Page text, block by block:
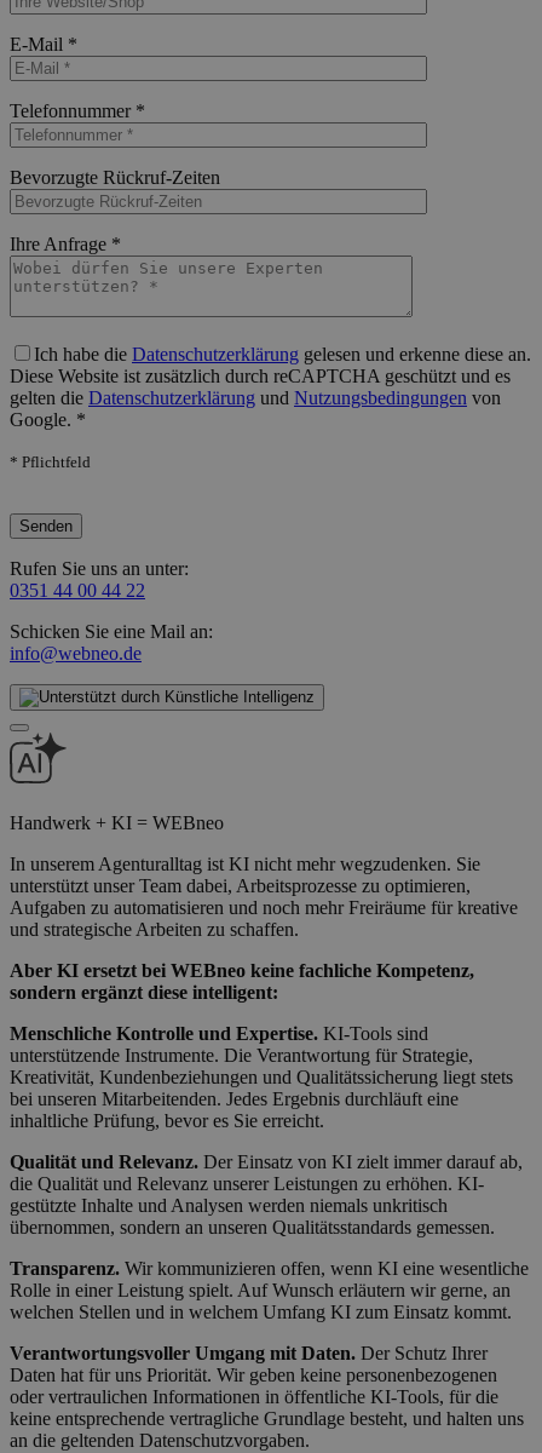
E-Mail *
Telefonnummer *
Bevorzugte Rückruf-Zeiten
Ihre Anfrage *
Ich habe die Datenschutzerklärung gelesen und erkenne diese an.
Diese Website ist zusätzlich durch reCAPTCHA geschützt und es
gelten die Datenschutzerklärung und Nutzungsbedingungen von
Google. *
* Pflichtfeld
Rufen Sie uns an unter:
0351 44 00 44 22
Schicken Sie eine Mail an:
info@webneo.de
Handwerk + KI = WEBneo
In unserem Agenturalltag ist KI nicht mehr wegzudenken. Sie
unterstützt unser Team dabei, Arbeitsprozesse zu optimieren,
Aufgaben zu automatisieren und noch mehr Freiräume für kreative
und strategische Arbeiten zu schaffen.
Aber KI ersetzt bei WEBneo keine fachliche Kompetenz,
sondern ergänzt diese intelligent:
Menschliche Kontrolle und Expertise. KI-Tools sind
unterstützende Instrumente. Die Verantwortung für Strategie,
Kreativität, Kundenbeziehungen und Qualitätssicherung liegt stets
bei unseren Mitarbeitenden. Jedes Ergebnis durchläuft eine
inhaltliche Prüfung, bevor es Sie erreicht.
Qualität und Relevanz. Der Einsatz von KI zielt immer darauf ab,
die Qualität und Relevanz unserer Leistungen zu erhöhen. KI-
gestützte Inhalte und Analysen werden niemals unkritisch
übernommen, sondern an unseren Qualitätsstandards gemessen.
Transparenz. Wir kommunizieren offen, wenn KI eine wesentliche
Rolle in einer Leistung spielt. Auf Wunsch erläutern wir gerne, an
welchen Stellen und in welchem Umfang KI zum Einsatz kommt.
Verantwortungsvoller Umgang mit Daten. Der Schutz Ihrer
Daten hat für uns Priorität. Wir geben keine personenbezogenen
oder vertraulichen Informationen in öffentliche KI-Tools, für die
keine entsprechende vertragliche Grundlage besteht, und halten uns
an die geltenden Datenschutzvorgaben.